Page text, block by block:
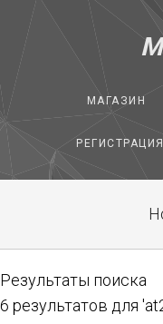
МАГАЗИН
РЕГИСТРАЦИЯ
Результаты поиска
6 результатов для